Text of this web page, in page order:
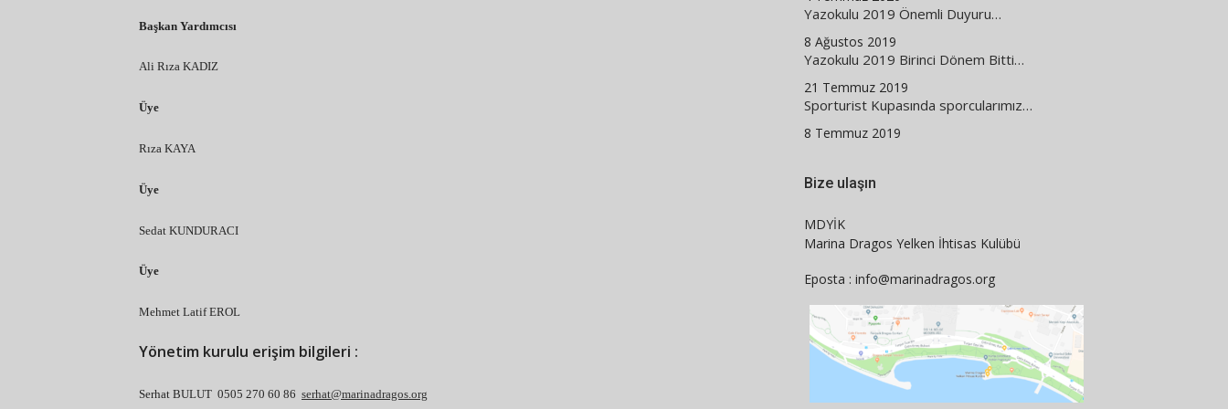
Başkan Yardımcısı
Ali Rıza KADIZ
Üye
Rıza KAYA
Üye
Sedat KUNDURACI
Üye
Mehmet Latif EROL
Yönetim kurulu erişim bilgileri :
Serhat BULUT 0505 270 60 86 serhat@marinadragos.org
Yazokulu 2019 Önemli Duyuru…
8 Ağustos 2019
Yazokulu 2019 Birinci Dönem Bitti…
21 Temmuz 2019
Sporturist Kupasında sporcularımız…
8 Temmuz 2019
Bize ulaşın
MDYİK
Marina Dragos Yelken İhtisas Kulübü
Eposta : info@marinadragos.org